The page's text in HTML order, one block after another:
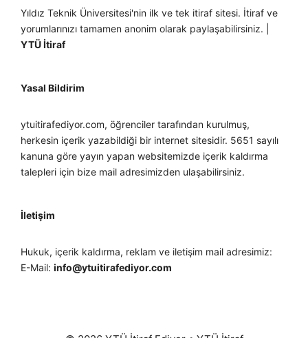
Yıldız Teknik Üniversitesi'nin ilk ve tek itiraf sitesi. İtiraf ve
yorumlarınızı tamamen anonim olarak paylaşabilirsiniz. |
YTÜ İtiraf
Yasal Bildirim
ytuitirafediyor.com, öğrenciler tarafından kurulmuş,
herkesin içerik yazabildiği bir internet sitesidir. 5651 sayılı
kanuna göre yayın yapan websitemizde içerik kaldırma
talepleri için bize mail adresimizden ulaşabilirsiniz.
İletişim
Hukuk, içerik kaldırma, reklam ve iletişim mail adresimiz:
E-Mail: info@ytuitirafediyor.com